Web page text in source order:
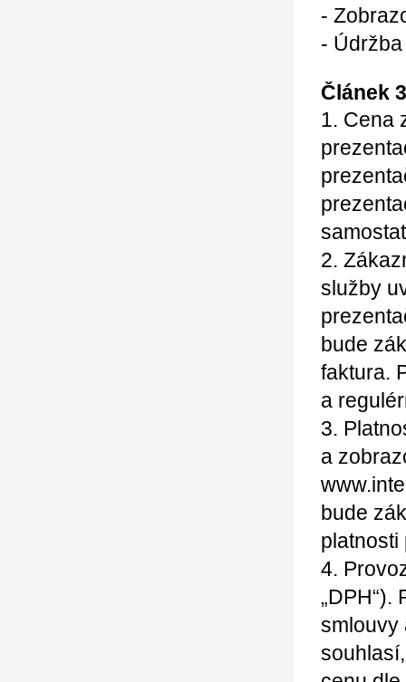
-
-
Článek
1. Cena
2.
služby
bude
faktura.
a
3.
a
bude
platnosti
4.
smlouvy